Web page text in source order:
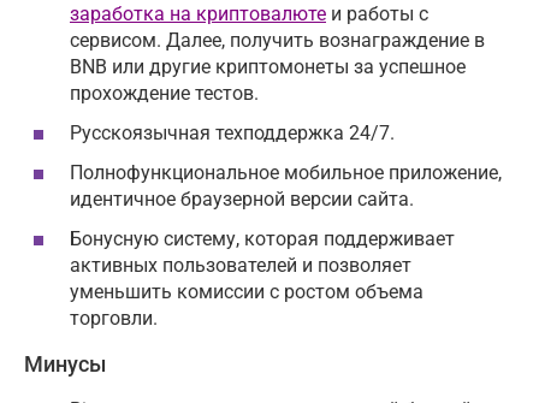
заработка на криптовалюте и работы с
сервисом. Далее, получить вознаграждение в
BNB или другие криптомонеты за успешное
прохождение тестов.
Русскоязычная техподдержка 24/7.
Полнофункциональное мобильное приложение,
идентичное браузерной версии сайта.
Бонусную систему, которая поддерживает
активных пользователей и позволяет
уменьшить комиссии с ростом объема
торговли.
Минусы